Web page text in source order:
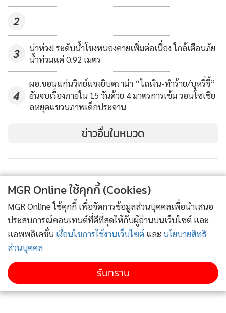
2
3
น่าห่วง! ระดับน้ำโขงหนองคายเพิ่มต่อเนื่อง ใกล้เตือนภัย
น้ำท่วมแค่ 0.92 เมตร
4
ผอ.ขอนแก่นวิทย์แจงยิบดราม่า “ไถเงิน-ทำร้าย/บุหรี่จี้”
ยันจบเรื่องภายใน 15 วันด้วย 4 มาตรการเข้ม วอนโซเชีย
ลหยุดแขวนภาพเด็กประจาน
ข่าวอื่นในหมวด
ติดตามข่าวสารผ่านทาง LINE
MGR Online Application
MGR Online ใช้คุกกี้ (Cookies)
MGR Online ใช้คุกกี้ เพื่อจัดการข้อมูลส่วนบุคคลเพื่อนำเสนอ
ประสบการณ์คอนเทนต์ที่ดีที่สุดให้กับผู้อ่านบนเว็บไซต์ และ
แอพพลิเคชั่น เงื่อนไขการใช้งานเว็บไซต์ และ นโยบายสิทธิ
ส่วนบุคคล
รับทราบ